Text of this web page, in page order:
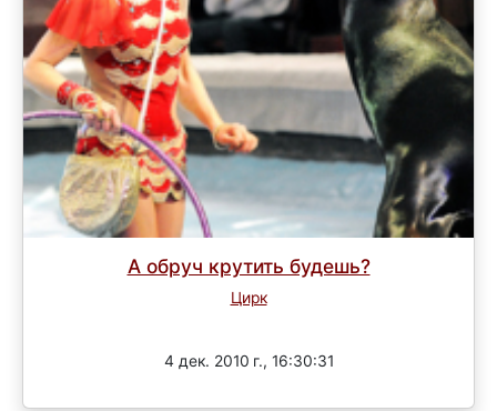
А обруч крутить будешь?
Цирк
4 дек. 2010 г., 16:30:31